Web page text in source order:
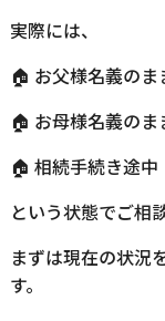
実際には、
🏠 お父様名義のま
🏠 お母様名義のま
🏠 相続手続き途中
という状態でご相
まずは現在の状況
す。